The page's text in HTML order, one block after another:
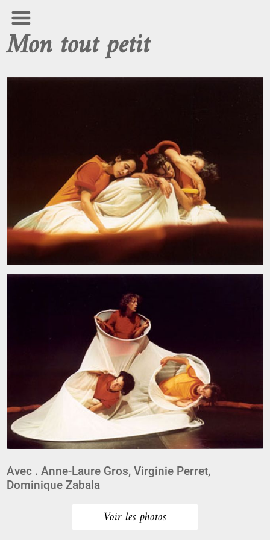
Mon tout petit
Avec . Anne-Laure Gros, Virginie Perret,
Dominique Zabala
Voir les photos